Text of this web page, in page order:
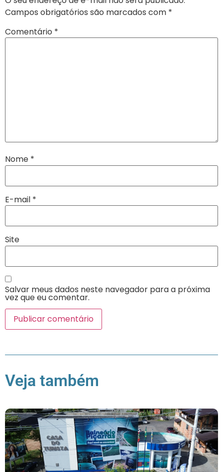
Campos obrigatórios são marcados com *
Comentário *
Nome *
E-mail *
Site
Salvar meus dados neste navegador para a próxima
vez que eu comentar.
Veja também